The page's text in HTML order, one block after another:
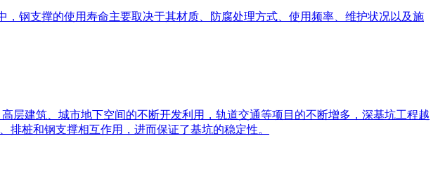
钢支撑的使用寿命主要取决于其材质、防腐处理方式、使用频率、维护状况以及施
建筑、城市地下空间的不断开发利用，轨道交通等项目的不断增多，深基坑工程越
桩和钢支撑相互作用，进而保证了基坑的稳定性。